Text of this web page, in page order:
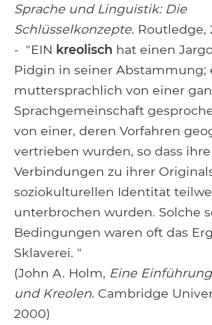
Sprache und Linguistik: Die
Schlüsselkonzepte. Routledge,
- "EIN kreolisch hat einen
Pidgin in seiner Abstammung;
muttersprachlich von einer
Sprachgemeinschaft
von einer, deren Vorfahren
vertrieben wurden, so dass ihre
Verbindungen zu ihrer
soziokulturellen Identität
unterbrochen wurden. Solche
Bedingungen waren oft das
Sklaverei. "
(John A. Holm, Eine
und Kreolen. Cambridge
2000)